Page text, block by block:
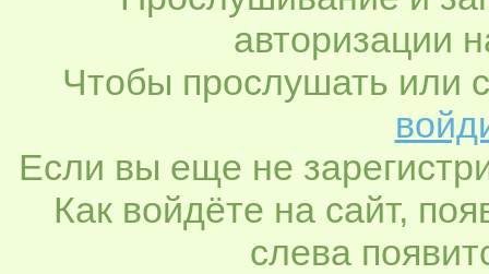
авторизации
Чтобы прослушать или
Если вы еще не
Как войдёте на сайт,
слева